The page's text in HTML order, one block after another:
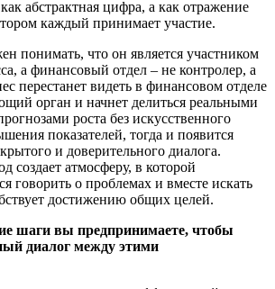
абстрактная цифра, а как отражение
каждый принимает участие.
понимать, что он является участником
а финансовый отдел – не контролер, а
перестанет видеть в финансовом отделе
орган и начнет делиться реальными
роста без искусственного
показателей, тогда и появится
и доверительного диалога.
создает атмосферу, в которой
говорить о проблемах и вместе искать
достижению общих целей.
шаги вы предпринимаете, чтобы
диалог между этими